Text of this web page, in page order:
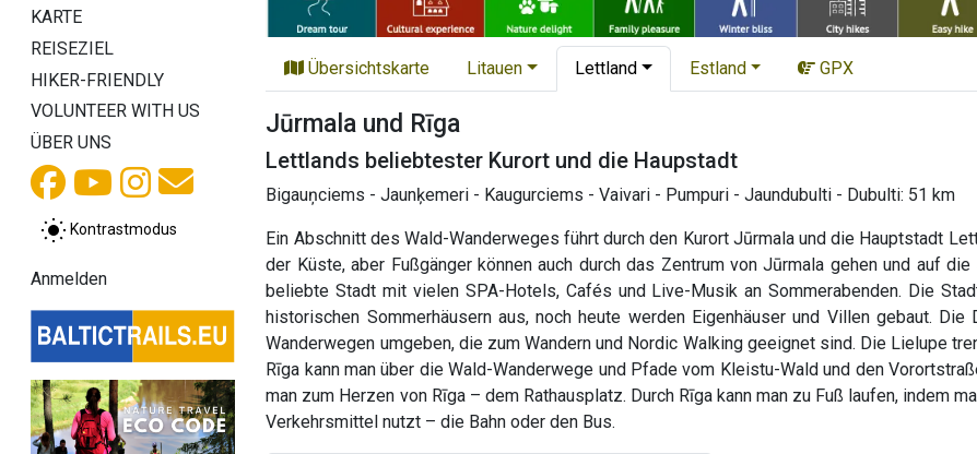
KARTE
REISEZIEL
HIKER-FRIENDLY
VOLUNTEER WITH US
ÜBER UNS
Kontrastmodus
Anmelden
Übersichtskarte Litauen Lettland Estland GPX
Jūrmala und Rīga
Lettlands beliebtester Kurort und die Haupstadt
Bigauņciems - Jaunķemeri - Kaugurciems - Vaivari - Pumpuri - Jaundubulti - Dubulti: 51 km
Ein Abschnitt des Wald-Wanderweges führt durch den Kurort Jūrmala und die Hauptstadt
der Küste, aber Fußgänger können auch durch das Zentrum von Jūrmala gehen und auf
beliebte Stadt mit vielen SPA-Hotels, Cafés und Live-Musik an Sommerabenden. Die
historischen Sommerhäusern aus, noch heute werden Eigenhäuser und Villen gebaut.
Wanderwegen umgeben, die zum Wandern und Nordic Walking geeignet sind. Die Lielupe
Rīga kann man über die Wald-Wanderwege und Pfade vom Kleistu-Wald und den
man zum Herzen von Rīga – dem Rathausplatz. Durch Rīga kann man zu Fuß laufen, indem
Verkehrsmittel nutzt – die Bahn oder den Bus.